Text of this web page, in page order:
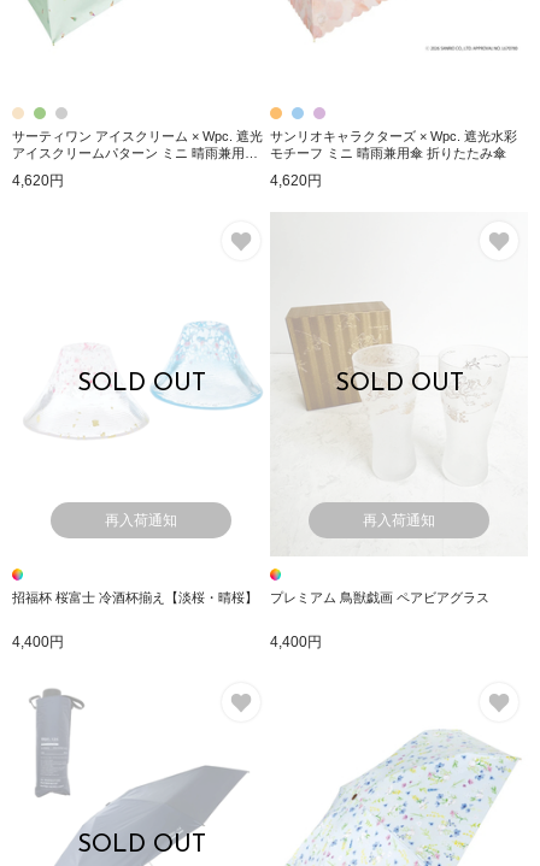
サーティワン アイスクリーム × Wpc. 遮光
アイスクリームパターン ミニ 晴雨兼用傘
4,620円
サンリオキャラクターズ × Wpc. 遮光水彩
モチーフ ミニ 晴雨兼用傘 折りたたみ傘
4,620円
SOLD OUT
再入荷通知
招福杯 桜富士 冷酒杯揃え【淡桜・晴桜】
4,400円
SOLD OUT
再入荷通知
プレミアム 鳥獣戯画 ペアビアグラス
4,400円
SOLD OUT